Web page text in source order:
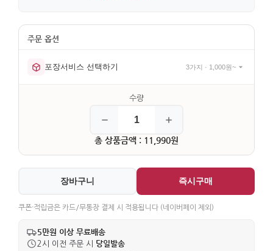
포장서비스 선택하기 3가지 · 1,000원~
총 상품금액 : 11,990원
장바구니 즉시구매
쿠폰·적립금은 카드/무통장 결제 시 적용됩니다 (네이버페이 제외)
5만원 이상 무료배송
2시 이전 주문 시 당일발송